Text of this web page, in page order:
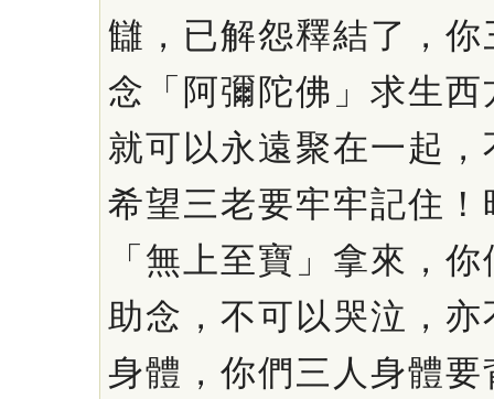
讎，已解怨釋結了，
念「阿彌陀佛」求生
就可以永遠聚在一起
希望三老要牢牢記住
「無上至寶」拿來，
助念，不可以哭泣，
身體，你們三人身體